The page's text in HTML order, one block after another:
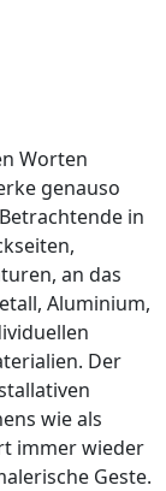
Worten
genauso
in
an das
Aluminium,
Der
wie als
immer wieder
Geste.